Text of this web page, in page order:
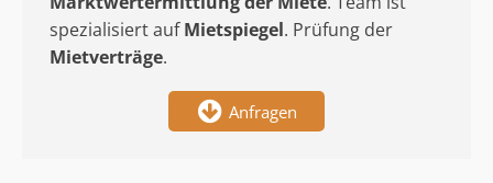
spezialisiert aufMietspiegel. Prüfung der
Mietverträge.
Anfragen